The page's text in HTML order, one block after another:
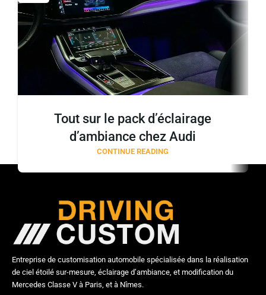
Tout sur le pack d’éclairage
d’ambiance chez Audi
CONTINUE READING
Entreprise de customisation automobile spécialisée dans la réalisation
de ciel étoilé sur-mesure, éclairage d’ambiance, et modification du
Mercedes Classe V à Paris, et à Nîmes.